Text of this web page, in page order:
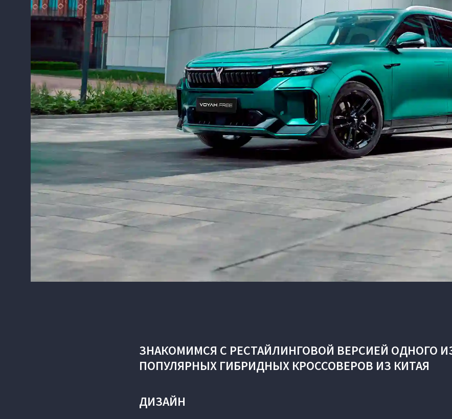
ЗНАКОМИМСЯ С РЕСТАЙЛИНГОВОЙ ВЕРСИЕЙ ОДНОГО
ПОПУЛЯРНЫХ ГИБРИДНЫХ КРОССОВЕРОВ ИЗ КИТАЯ
ДИЗАЙН